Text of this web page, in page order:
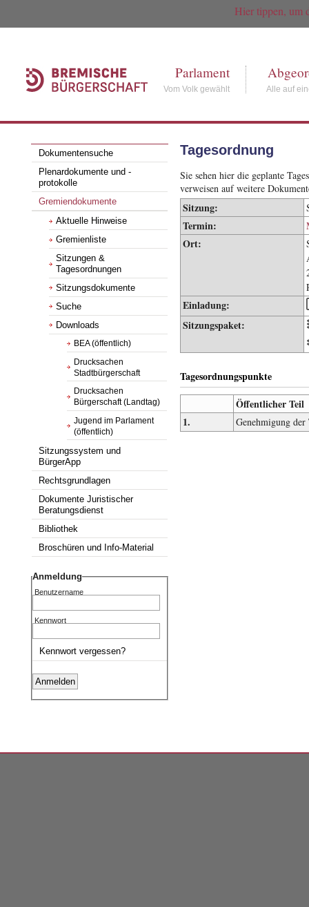
Hier tippen, um
Parlament
Vom Volk gewählt Alle auf
Dokumentensuche
Plenardokumente und -
protokolle
Gremiendokumente
Aktuelle Hinweise
Gremienliste
Sitzungen &
Tagesordnungen
Sitzungsdokumente
Suche
Downloads
BEA (öffentlich)
Drucksachen
Stadtbürgerschaft
Drucksachen
Bürgerschaft (Landtag)
Jugend im Parlament
(öffentlich)
Sitzungssystem und
BürgerApp
Rechtsgrundlagen
Dokumente Juristischer
Beratungsdienst
Bibliothek
Broschüren und Info-Material
Anmeldung
Benutzername
Kennwort
Kennwort vergessen?
Tagesordnung
Sie sehen hier die geplante
verweisen auf weitere
Sitzung:
Termin:
Ort:
Einladung:
Sitzungspaket:
Tagesordnungspunkte
Öffentlicher Teil
1.
Genehmigung der